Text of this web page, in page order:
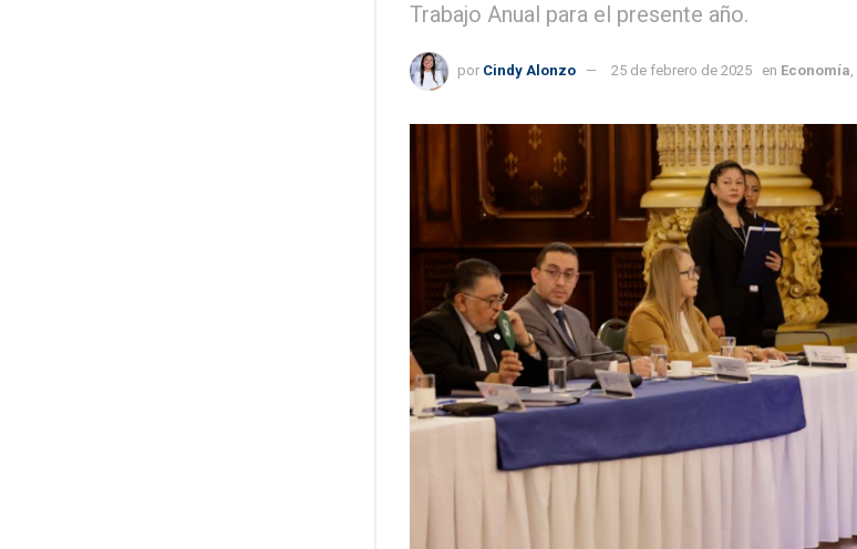
Trabajo Anual para el presente año.
por Cindy Alonzo 25 de febrero de 2025 en Economía